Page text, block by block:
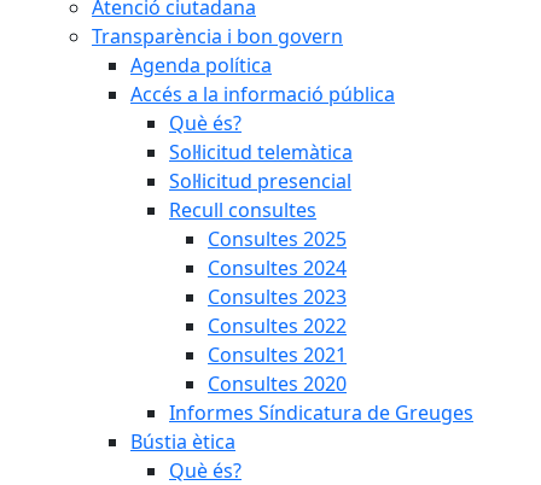
Atenció ciutadana
Transparència i bon govern
Agenda política
Accés a la informació pública
Què és?
Sol·licitud telemàtica
Sol·licitud presencial
Recull consultes
Consultes 2025
Consultes 2024
Consultes 2023
Consultes 2022
Consultes 2021
Consultes 2020
Informes Síndicatura de Greuges
Bústia ètica
Què és?